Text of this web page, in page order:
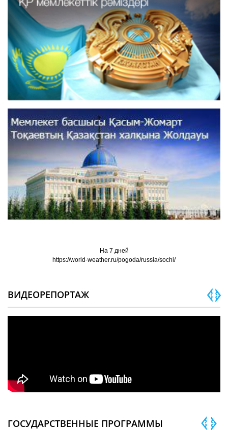
На 7 дней
https://world-weather.ru/pogoda/russia/sochi/
ВИДЕОРЕПОРТАЖ
ГОСУДАРСТВЕННЫЕ ПРОГРАММЫ